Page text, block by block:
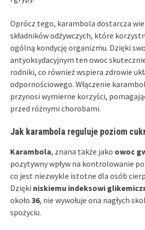
Oprócz tego, karambola dostarcza
składników odżywczych, które
ogólną kondycję organizmu. Dzięki
antyoksydacyjnym ten owoc
rodniki, co również wspiera zdrowie
odpornościowego. Włączenie
przynosi wymierne korzyści,
przed różnymi chorobami.
Jak karambola reguluje poziom
Karambola, znana także jako owoc
pozytywny wpływ na kontrolowanie
co jest niezwykle istotne dla osób
Dzięki niskiemu indeksowi
około 36, nie wywołuje ona nagłych
spożyciu.